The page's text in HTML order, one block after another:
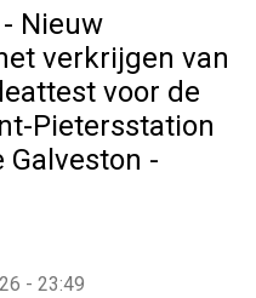
- Nieuw
verkrijgen van
voor de
Pietersstation
-
- 23:49